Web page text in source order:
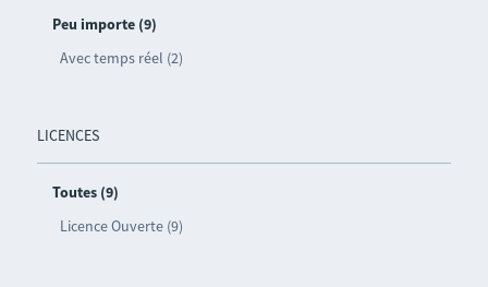
Peu importe (9)
Avec temps réel (2)
LICENCES
Toutes (9)
Licence Ouverte (9)